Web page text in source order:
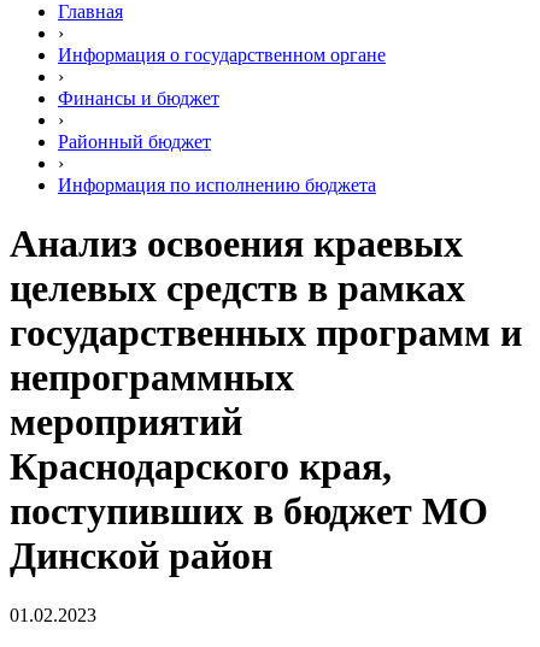
Главная
›
Информация о государственном органе
›
Финансы и бюджет
›
Районный бюджет
›
Информация по исполнению бюджета
Анализ освоения краевых
целевых средств в рамках
государственных программ и
непрограммных
мероприятий
Краснодарского края,
поступивших в бюджет МО
Динской район
01.02.2023